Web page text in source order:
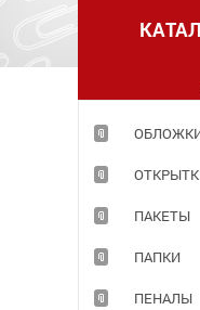
ПАКЕТЫ
ПАПКИ
ПЕНАЛЫ